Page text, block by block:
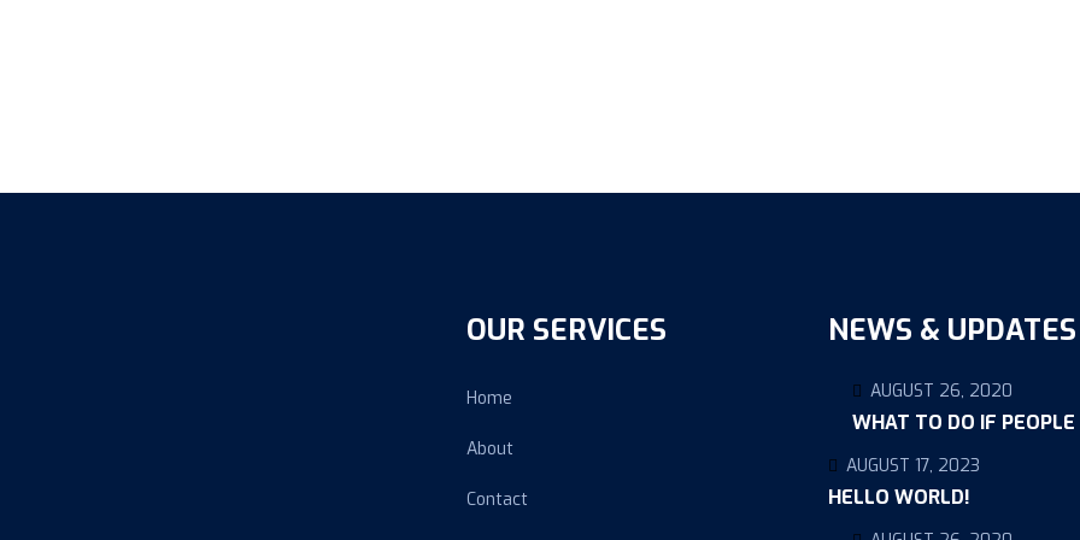
OUR SERVICES
Home
About
Contact
NEWS & UPDATES
AUGUST 26, 2020
WHAT TO DO IF
AUGUST 17, 2023
HELLO WORLD!